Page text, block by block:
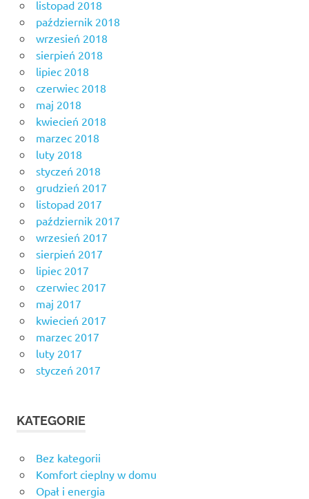
listopad 2018
październik 2018
wrzesień 2018
sierpień 2018
lipiec 2018
czerwiec 2018
maj 2018
kwiecień 2018
marzec 2018
luty 2018
styczeń 2018
grudzień 2017
listopad 2017
październik 2017
wrzesień 2017
sierpień 2017
lipiec 2017
czerwiec 2017
maj 2017
kwiecień 2017
marzec 2017
luty 2017
styczeń 2017
KATEGORIE
Bez kategorii
Komfort cieplny w domu
Opał i energia